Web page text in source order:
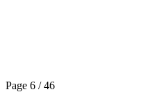
Page 6 / 46